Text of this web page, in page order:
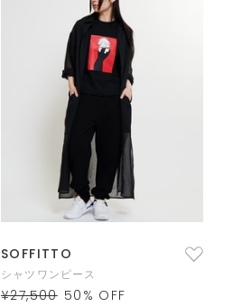
SOFFITTO
シャツワンピース
¥27,500 50 % OFF